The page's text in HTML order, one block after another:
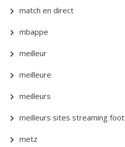
match en direct
mbappe
meilleur
meilleure
meilleurs
meilleurs sites streaming foot
metz